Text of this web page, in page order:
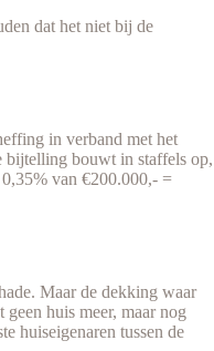
dat het niet bij de
in verband met het
bijtelling bouwt in staffels op,
van €200.000,- =
Maar de dekking waar
huis meer, maar nog
huiseigenaren tussen de